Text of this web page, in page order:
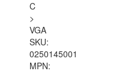
C
>
VGA
SKU:
0250145001
MPN: